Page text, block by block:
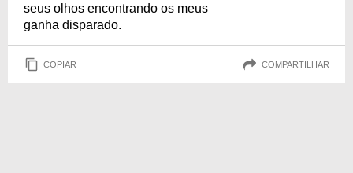
seus olhos encontrando os meus
ganha disparado.
COPIAR COMPARTILHAR